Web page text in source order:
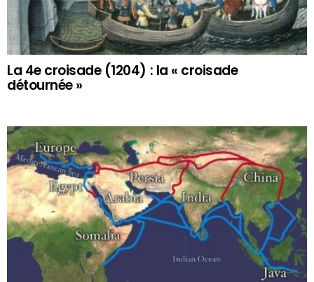
La 4e croisade (1204) : la « croisade
détournée »